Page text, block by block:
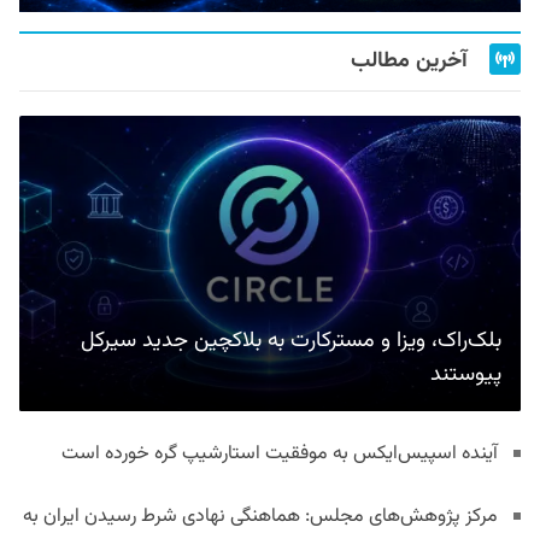
آخرین مطالب
بلک‌راک، ویزا و مسترکارت به بلاکچین جدید سیرکل
پیوستند
آینده اسپیس‌ایکس به موفقیت استارشیپ گره خورده است
مرکز پژوهش‌های مجلس: هماهنگی نهادی شرط رسیدن ایران به